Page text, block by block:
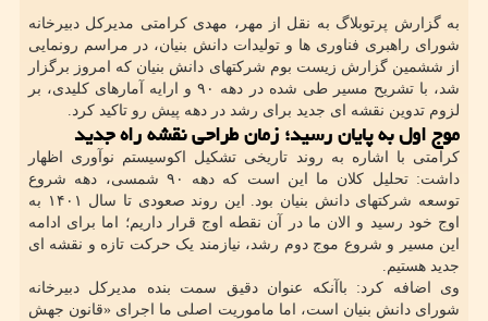
به گزارش پرتوبلاگ به نقل از مهر، مهدی کرامتی مدیرکل دبیرخانه
شورای راهبری فناوری ها و تولیدات دانش بنیان، در مراسم رونمایی
از ششمین گزارش زیست بوم شرکتهای دانش بنیان که امروز برگزار
شد، با تشریح مسیر طی شده در دهه ۹۰ و ارایه آمارهای کلیدی، بر
لزوم تدوین نقشه ای جدید برای رشد در دهه پیش رو تاکید کرد.
موج اول به پایان رسید؛ زمان طراحی نقشه راه جدید
کرامتی با اشاره به روند تاریخی تشکیل اکوسیستم نوآوری اظهار
داشت: تحلیل کلان ما این است که دهه ۹۰ شمسی، دهه شروع
توسعه شرکتهای دانش بنیان بود. این روند صعودی تا سال ۱۴۰۱ به
اوج خود رسید و الان ما در آن نقطه اوج قرار داریم؛ اما برای ادامه
این مسیر و شروع موج دوم رشد، نیازمند یک حرکت تازه و نقشه ای
جدید هستیم.
وی اضافه کرد: باآنکه عنوان دقیق سمت بنده مدیرکل دبیرخانه
شورای دانش بنیان است، اما ماموریت اصلی ما اجرای «قانون جهش